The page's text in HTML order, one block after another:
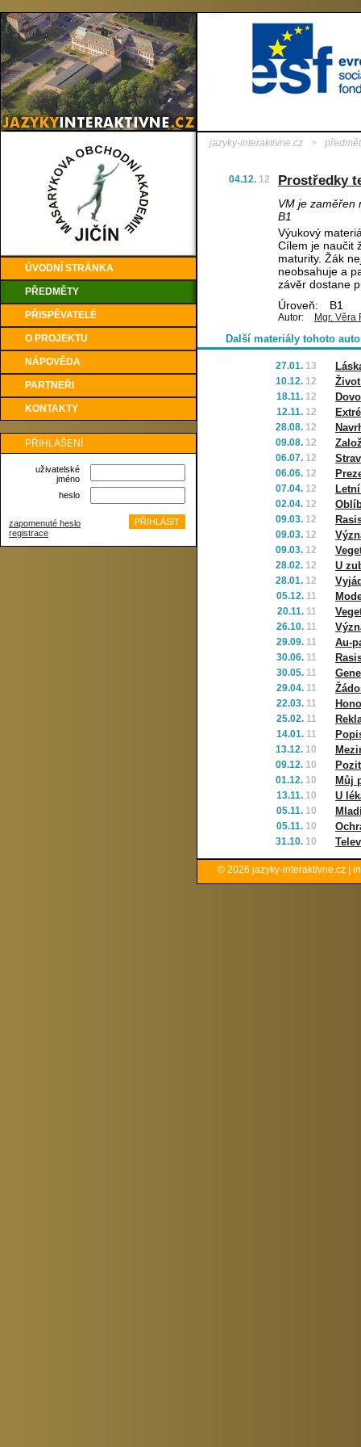
ÚVODNÍ STRÁNKA
PŘEDMĚTY
PŘISPĚVATELÉ
O PROJEKTU
NÁPOVĚDA
PARTNEŘI
KONTAKTY
PŘIHLÁŠENÍ
uživatelské
jméno
heslo
zapomenuté heslo
registrace
jazyky-interaktivne.cz >
04.12. 12 Prostředky
VM je zaměřen
B1
Výukový
Cílem je naučit
maturity. Žák
neobsahuje a
závěr dostane
Úroveň:
B1
Autor: Mgr. Věra
Další materiály tohoto
27.01. 13
10.12. 12
18.11. 12
12.11. 12
28.08. 12
09.08. 12
06.07. 12
06.06. 12
07.04. 12
02.04. 12
09.03. 12
09.03. 12
09.03. 12
28.02. 12 U
28.01. 12
05.12. 11
20.11. 11
26.10. 11
29.09. 11 Au-
30.06. 11
30.05. 11
29.04. 11
22.03. 11
25.02. 11
14.01. 11
13.12. 10
09.12. 10
01.12. 10 Můj
13.11. 10 U
05.11. 10
05.11. 10
31.10. 10
© 2026 jazyky-interaktivne.cz